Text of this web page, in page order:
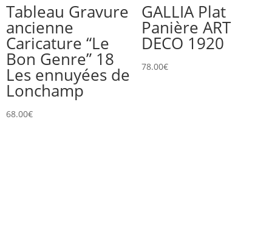
Tableau Gravure
ancienne
Caricature “Le
Bon Genre” 18
Les ennuyées de
Lonchamp
68.00€
GALLIA Plat
Panière ART
DECO 1920
78.00€